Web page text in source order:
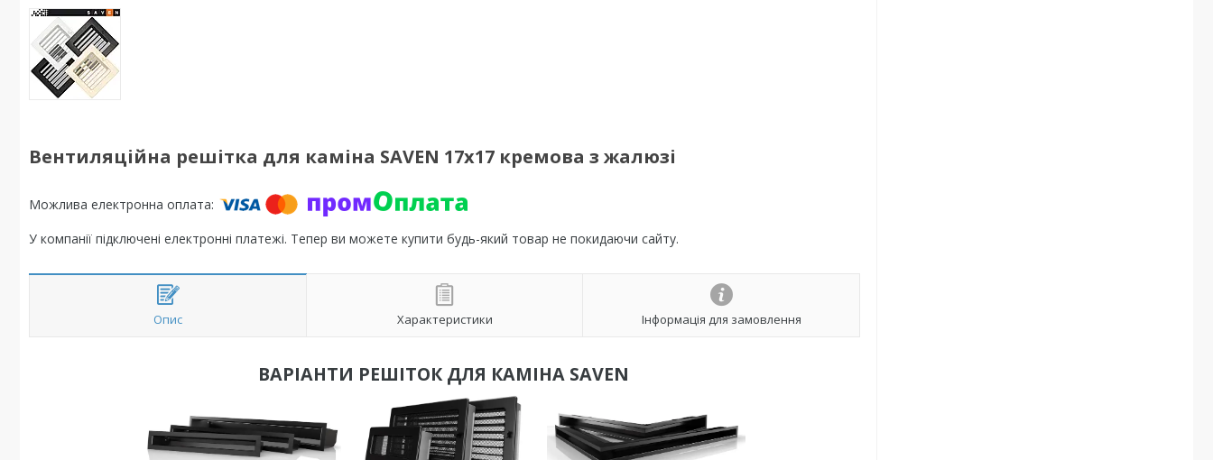
Вентиляційна решітка для каміна SAVEN 17х17 кремова з жалюзі
У компанії підключені електронні платежі. Тепер ви можете купити будь-який товар не покидаючи сайту.
Опис Характеристики Інформація для замовлення
ВАРІАНТИ РЕШІТОК ДЛЯ КАМІНА SAVEN